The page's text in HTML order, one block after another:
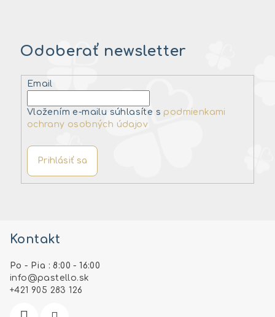
Odoberať newsletter
Email
Vložením e-mailu súhlasíte s podmienkami
ochrany osobných údajov
Prihlásiť sa
Kontakt
Po - Pia : 8:00 - 16:00
info @pastello.sk
+421 905 283 126